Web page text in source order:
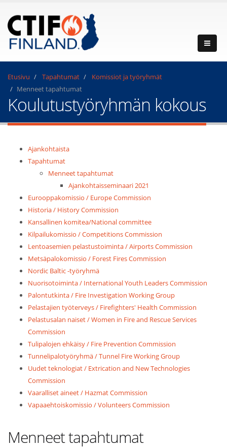
Etusivu Tapahtumat
Komissiot ja työryhmät
Menneet tapahtumat
Koulutustyöryhmän kokous
Ajankohtaista
Tapahtumat
Menneet tapahtumat
Ajankohtaisseminaari 2021
Eurooppakomissio / Europe Commission
Historia / History Commission
Kansallinen komitea/National committee
Kilpailukomissio / Competitions Commission
Lentoasemien pelastustoiminta / Airports Commission
Metsäpalokomissio / Forest Fires Commission
Nordic Baltic -työryhmä
Nuorisotoiminta / International Youth Leaders Commission
Palontutkinta / Fire Investigation Working Group
Pelastajien työterveys / Firefighters' Health Commission
Pelastusalan naiset / Women in Fire and Rescue Services
Commission
Tulipalojen ehkäisy / Fire Prevention Commission
Tunnelipalotyöryhmä / Tunnel Fire Working Group
Uudet teknologiat / Extrication and New Technologies
Commission
Vaaralliset aineet / Hazmat Commission
Vapaaehtoiskomissio / Volunteers Commission
Menneet tapahtumat